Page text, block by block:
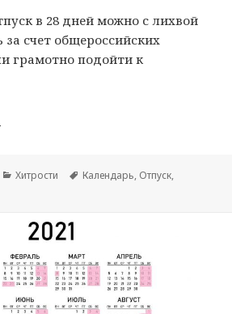
в 28 дней можно с лихвой
счет общероссийских
грамотно подойти к
спланировать отпуск в 2020 году
Рубрики
Хитрости Метки
Календарь, Отпуск,